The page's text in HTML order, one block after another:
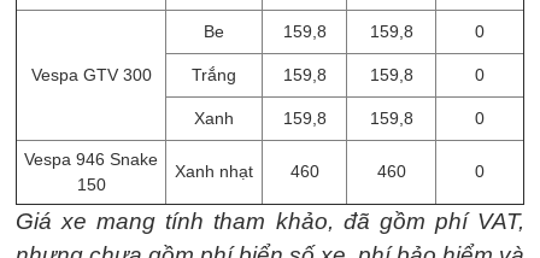
Vespa GTV 300
Be 159,8 159,8 0
Trắng 159,8 159,8 0
Xanh 159,8 159,8 0
Vespa 946 Snake
150
Xanh nhạt 460 460 0
Giá xe mang tính tham khảo, đã gồm phí VAT,